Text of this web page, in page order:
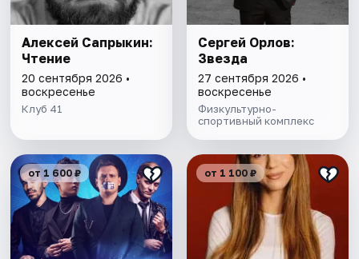
Алексей Сапрыкин:
Чтение
20 сентября 2026 •
воскресенье
Клуб 41
Сергей Орлов:
Звезда
27 сентября 2026 •
воскресенье
Физкультурно-
спортивный комплекс
от 1 600 ₽ от 1 100 ₽